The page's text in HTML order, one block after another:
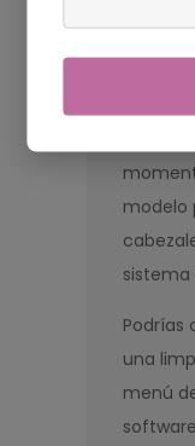
modelo
sistema
Podrías
una
menú